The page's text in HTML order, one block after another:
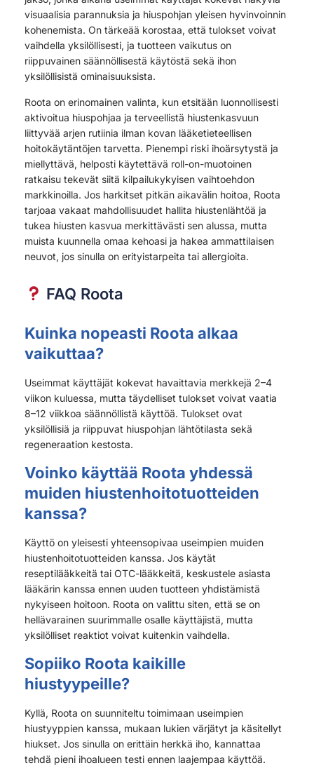
visuaalisia parannuksia ja hiuspohjan yleisen hyvinvoinnin
kohenemista. On tärkeää korostaa, että tulokset voivat
vaihdella yksilöllisesti, ja tuotteen vaikutus on
riippuvainen säännöllisestä käytöstä sekä ihon
yksilöllisistä ominaisuuksista.
Roota on erinomainen valinta, kun etsitään luonnollisesti
aktivoitua hiuspohjaa ja terveellistä hiustenkasvuun
liittyvää arjen rutiinia ilman kovan lääketieteellisen
hoitokäytäntöjen tarvetta. Pienempi riski ihoärsytystä ja
miellyttävä, helposti käytettävä roll-on-muotoinen
ratkaisu tekevät siitä kilpailukykyisen vaihtoehdon
markkinoilla. Jos harkitset pitkän aikavälin hoitoa, Roota
tarjoaa vakaat mahdollisuudet hallita hiustenlähtöä ja
tukea hiusten kasvua merkittävästi sen alussa, mutta
muista kuunnella omaa kehoasi ja hakea ammattilaisen
neuvot, jos sinulla on erityistarpeita tai allergioita.
FAQ Roota
Kuinka nopeasti Roota alkaa
vaikuttaa?
Useimmat käyttäjät kokevat havaittavia merkkejä 2–4
viikon kuluessa, mutta täydelliset tulokset voivat vaatia
8–12 viikkoa säännöllistä käyttöä. Tulokset ovat
yksilöllisiä ja riippuvat hiuspohjan lähtötilasta sekä
regeneraation kestosta.
Voinko käyttää Roota yhdessä
muiden hiustenhoitotuotteiden
kanssa?
Käyttö on yleisesti yhteensopivaa useimpien muiden
hiustenhoitotuotteiden kanssa. Jos käytät
reseptilääkkeitä tai OTC-lääkkeitä, keskustele asiasta
lääkärin kanssa ennen uuden tuotteen yhdistämistä
nykyiseen hoitoon. Roota on valittu siten, että se on
hellävarainen suurimmalle osalle käyttäjistä, mutta
yksilölliset reaktiot voivat kuitenkin vaihdella.
Sopiiko Roota kaikille
hiustyypeille?
Kyllä, Roota on suunniteltu toimimaan useimpien
hiustyyppien kanssa, mukaan lukien värjätyt ja käsitellyt
hiukset. Jos sinulla on erittäin herkkä iho, kannattaa
tehdä pieni ihoalueen testi ennen laajempaa käyttöä.